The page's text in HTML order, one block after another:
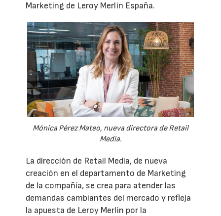
Marketing de Leroy Merlin España.
Mónica Pérez Mateo, nueva directora de Retail
Media.
La dirección de Retail Media, de nueva
creación en el departamento de Marketing
de la compañía, se crea para atender las
demandas cambiantes del mercado y refleja
la apuesta de Leroy Merlin por la